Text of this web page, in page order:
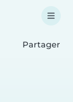
Partager